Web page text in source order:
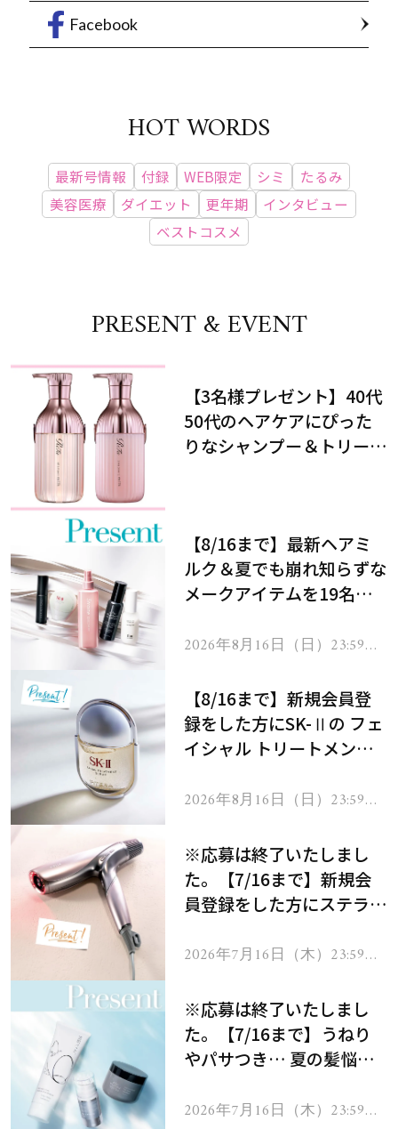
Facebook
HOT WORDS
最新号情報 付録 WEB限定 シミ
たるみ
美容医療
ダイエット 更年期
インタビュー
ベストコスメ
PRESENT & EVENT
【3名様プレゼント】40代
50代のヘアケアにぴった
りなシャンプー＆トリート
【8/16まで】最新ヘアミ
ルク＆夏でも崩れ知らずな
メークアイテムを19名様
2026年8月16日（日）23:59ま
【8/16まで】新規会員登
録をした方にSK-Ⅱの フェ
イシャル トリートメント
2026年8月16日（日）23:59ま
※応募は終了いたしまし
た。【7/16まで】新規会
員登録をした方にステラボ
ヘアドライヤー ジュエル
2026年7月16日（木）23:59ま
※応募は終了いたしまし
た。【7/16まで】うねり
やパサつき… 夏の髪悩み
ムを13名様にプレゼン
2026年7月16日（木）23:59ま